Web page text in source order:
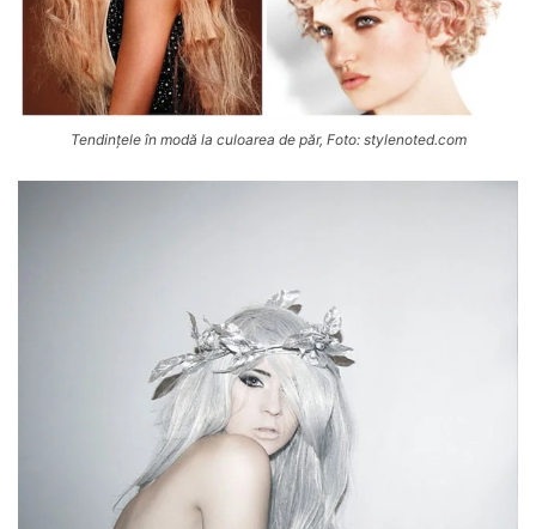
Tendințele în modă la culoarea de păr, Foto: stylenoted.com